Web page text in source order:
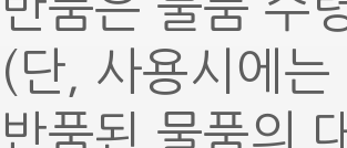
(단, 사용시에
반품된 물품의